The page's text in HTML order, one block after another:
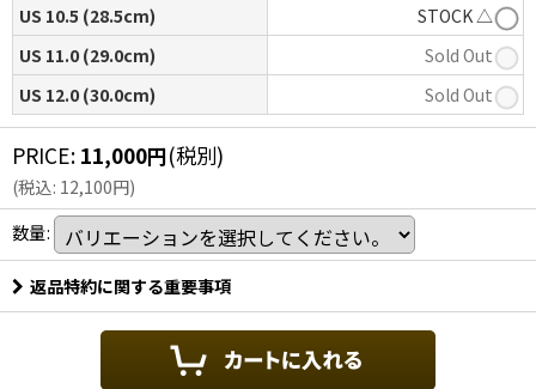
US 10.5 (28.5cm)
STOCK △
US 11.0 (29.0cm)
Sold Out
US 12.0 (30.0cm)
Sold Out
PRICE: 11,000円(税別)
(税込: 12,100円)
数量:
返品特約に関する重要事項